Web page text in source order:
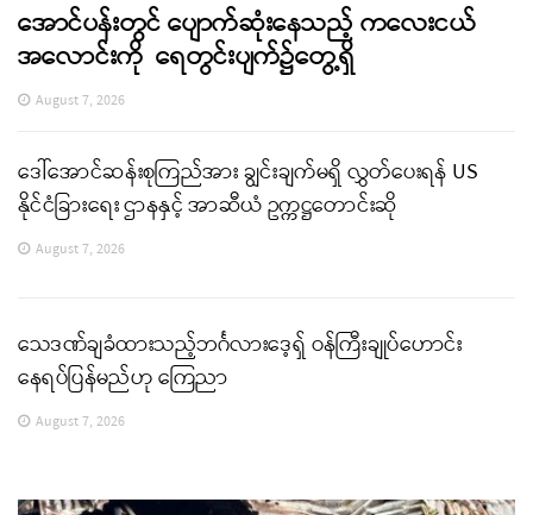
အောင်ပန်းတွင် ပျောက်ဆုံးနေသည့် ကလေးငယ်
အလောင်းကို ရေတွင်းပျက်၌တွေ့ရှိ
August 7, 2026
ဒေါ်အောင်ဆန်းစုကြည်အား ချွင်းချက်မရှိ လွှတ်ပေးရန် US
နိုင်ငံခြားရေး ဌာနနှင့် အာဆီယံ ဥက္ကဋ္ဌတောင်းဆို
August 7, 2026
သေဒဏ်ချခံထားသည့်ဘင်္ဂလားဒေ့ရှ် ဝန်ကြီးချုပ်ဟောင်း
နေရပ်ပြန်မည်ဟု ကြေညာ
August 7, 2026